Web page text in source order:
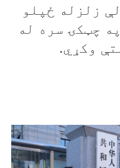
زلزله ځپلو
چټکۍ سره له
وکړي.